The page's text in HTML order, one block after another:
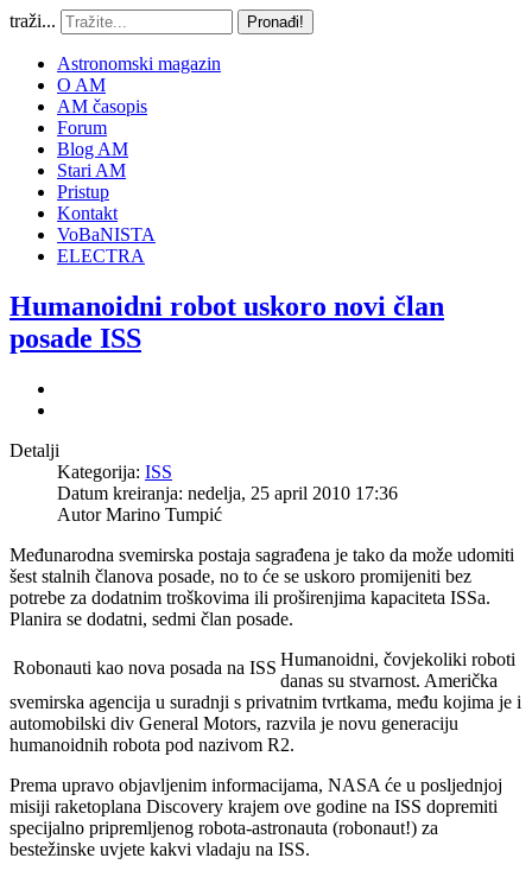
traži... Pronađi!
Astronomski magazin
O AM
AM časopis
Forum
Blog AM
Stari AM
Pristup
Kontakt
VoBaNISTA
ELECTRA
Humanoidni robot uskoro novi član
posade ISS
Detalji
Kategorija: ISS
Datum kreiranja: nedelja, 25 april 2010 17:36
AutorMarino Tumpić
Međunarodna svemirska postaja sagrađena je tako da može udomiti
šest stalnih članova posade, no to će se uskoro promijeniti bez
potrebe za dodatnim troškovima ili proširenjima kapaciteta ISSa.
Planira se dodatni, sedmi član posade.
Robonauti kao nova posada na ISS Humanoidni, čovjekoliki roboti
danas su stvarnost. Američka
svemirska agencija u suradnji s privatnim tvrtkama, među kojima je i
automobilski div General Motors, razvila je novu generaciju
humanoidnih robota pod nazivom R2.
Prema upravo objavljenim informacijama, NASA će u posljednjoj
misiji raketoplana Discovery krajem ove godine na ISS dopremiti
specijalno pripremljenog robota-astronauta (robonaut!) za
bestežinske uvjete kakvi vladaju na ISS.